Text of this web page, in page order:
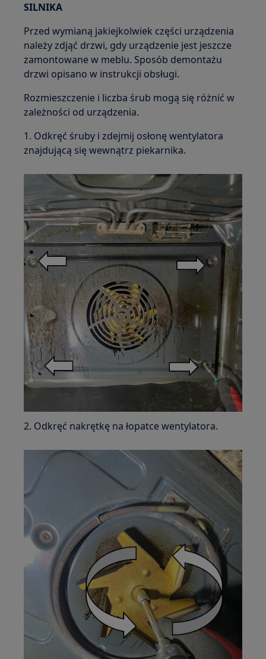
SILNIKA
Przed wymianą jakiejkolwiek części urządzenia
należy zdjąć drzwi, gdy urządzenie jest jeszcze
zamontowane w meblu. Sposób demontażu
drzwi opisano w instrukcji obsługi.
Rozmieszczenie i liczba śrub mogą się różnić w
zależności od urządzenia.
1. Odkręć śruby i zdejmij osłonę wentylatora
znajdującą się wewnątrz piekarnika.
2. Odkręć nakrętkę na łopatce wentylatora.